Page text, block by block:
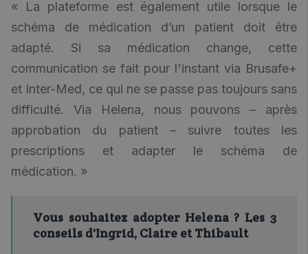
« La plateforme est également utile lorsque le
schéma de médication d’un patient doit être
adapté. Si sa médication change, cette
communication se fait pour l'instant via Brusafe+
et Inter-Med, ce qui ne se passe pas toujours sans
difficulté. Via Helena, nous pouvons – après
approbation du patient – suivre toutes les
prescriptions et adapter le schéma de
médication. »
Vous souhaitez adopter Helena ? Les 3
conseils d'Ingrid, Claire et Thibault